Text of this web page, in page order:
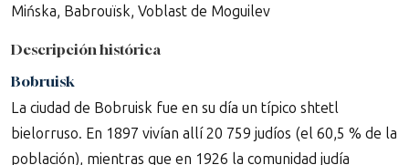
Mińska, Babrouïsk, Voblast de Moguilev
Descripción histórica
Bobruisk
La ciudad de Bobruisk fue en su día un típico shtetl
bielorruso. En 1897 vivían allí 20 759 judíos (el 60,5 % de la
población), mientras que en 1926 la comunidad judía